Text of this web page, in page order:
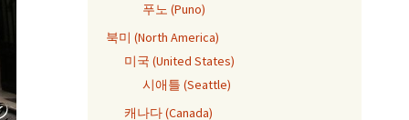
푸노 (Puno)
북미 (North America)
미국 (United States)
시애틀 (Seattle)
캐나다 (Canada)